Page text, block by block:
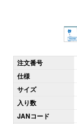
注文番号
仕様
サイズ
入り数
JANコード